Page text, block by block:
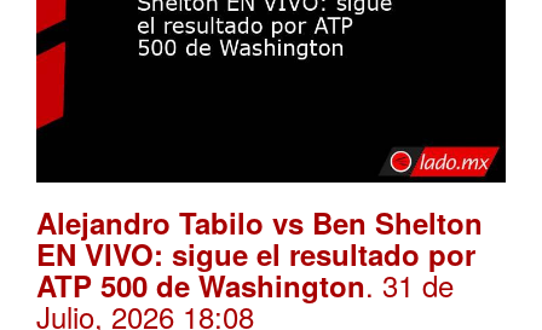
Alejandro Tabilo vs Ben Shelton
EN VIVO: sigue el resultado por
ATP 500 de Washington. 31 de
Julio, 2026 18:08